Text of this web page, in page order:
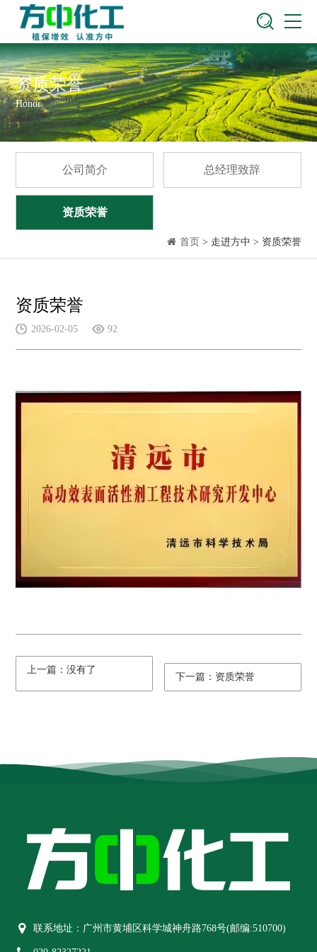
资质荣誉
Honor
公司简介 总经理致辞
资质荣誉
首页 > 走进方中 > 资质荣誉
资质荣誉
2026-02-05 92
上一篇：没有了
下一篇：资质荣誉
联系地址：广州市黄埔区科学城神舟路768号(邮编:510700)